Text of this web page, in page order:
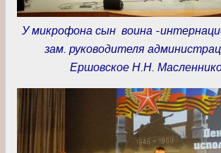
У микрофона сын воина -
зам. руководителя
Ершовское Н.Н.